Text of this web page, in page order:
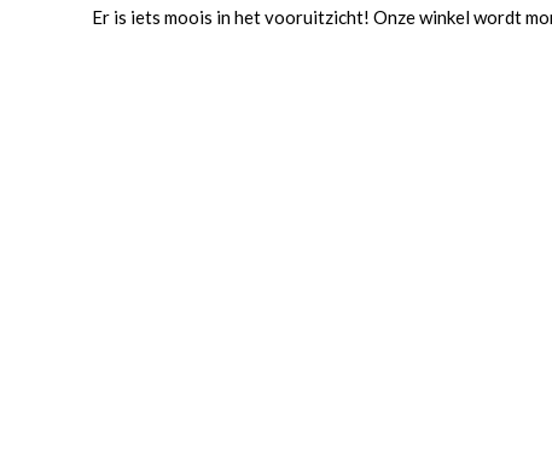
Er is iets moois in het vooruitzicht! Onze winkel wordt